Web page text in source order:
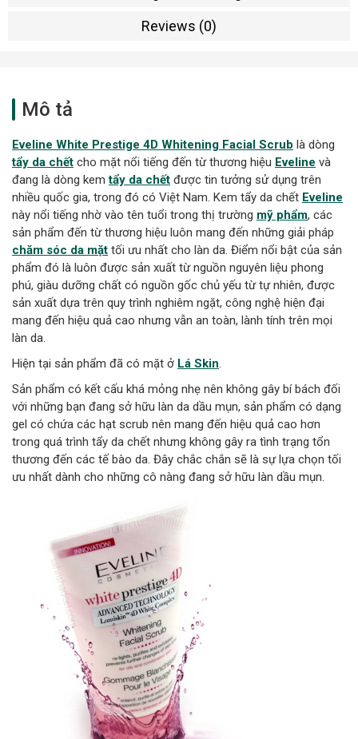
Reviews (0)
Mô tả
Eveline White Prestige 4D Whitening Facial Scrub là dòng
tẩy da chết cho mặt nổi tiếng đến từ thương hiệu Eveline và
đang là dòng kemtẩy da chết được tin tưởng sử dụng trên
nhiều quốc gia, trong đó có Việt Nam. Kem tẩy da chết Eveline
này nổi tiếng nhờ vào tên tuổi trong thị trường mỹ phẩm, các
sản phẩm đến từ thương hiệu luôn mang đến những giải pháp
chăm sóc da mặt tối ưu nhất cho làn da. Điểm nổi bật của sản
phẩm đó là luôn được sản xuất từ nguồn nguyên liệu phong
phú, giàu dưỡng chất có nguồn gốc chủ yếu từ tự nhiên, được
sản xuất dựa trên quy trình nghiêm ngặt, công nghệ hiện đại
mang đến hiệu quả cao nhưng vẫn an toàn, lành tính trên mọi
làn da.
Hiện tại sản phẩm đã có mặt ở Lá Skin.
Sản phẩm có kết cấu khá mỏng nhẹ nên không gây bí bách đối
với những bạn đang sở hữu làn da dầu mụn, sản phẩm có dạng
gel có chứa các hạt scrub nên mang đến hiệu quả cao hơn
trong quá trình tẩy da chết nhưng không gây ra tình trạng tổn
thương đến các tế bào da. Đây chắc chắn sẽ là sự lựa chọn tối
ưu nhất dành cho những cô nàng đang sở hữu làn dầu mụn.